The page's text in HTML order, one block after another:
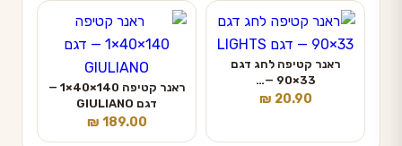
ראנר קטיפה לחג דגם
33×90 —…
₪ 20.90
ראנר קטיפה 140×40×1 —
דגם GIULIANO
₪ 189.00